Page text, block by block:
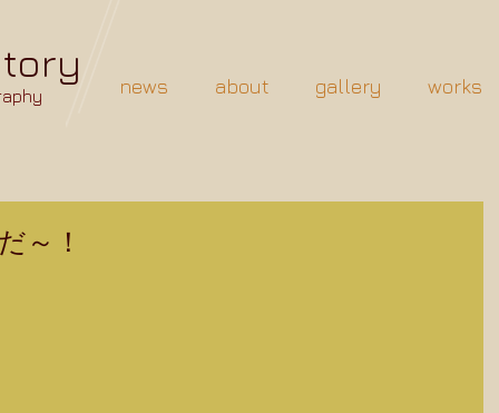
news about gallery works
～！